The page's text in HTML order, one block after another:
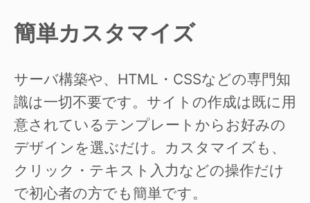
簡単カスタマイズ
サーバ構築や、HTML・CSSなどの専門知
識は一切不要です。サイトの作成は既に用
意されているテンプレートからお好みの
デザインを選ぶだけ。カスタマイズも、
クリック・テキスト入力などの操作だけ
で初心者の方でも簡単です。